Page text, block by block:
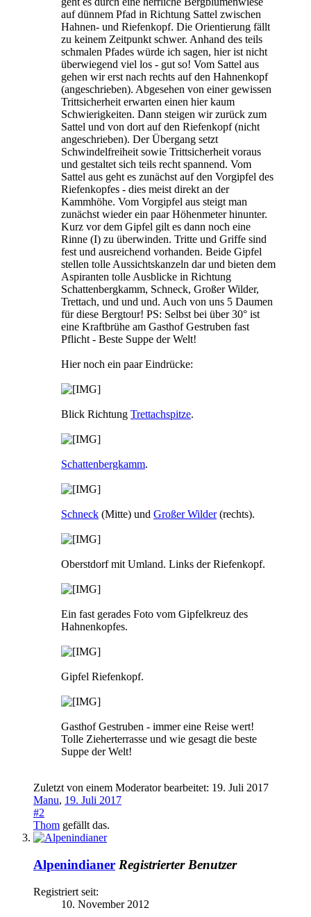
auf dünnem Pfad in Richtung Sattel zwischen
Hahnen- und Riefenkopf. Die Orientierung fällt
zu keinem Zeitpunkt schwer. Anhand des teils
schmalen Pfades würde ich sagen, hier ist nicht
überwiegend viel los - gut so! Vom Sattel aus
gehen wir erst nach rechts auf den Hahnenkopf
(angeschrieben). Abgesehen von einer gewissen
Trittsicherheit erwarten einen hier kaum
Schwierigkeiten. Dann steigen wir zurück zum
Sattel und von dort auf den Riefenkopf (nicht
angeschrieben). Der Übergang setzt
Schwindelfreiheit sowie Trittsicherheit voraus
und gestaltet sich teils recht spannend. Vom
Sattel aus geht es zunächst auf den Vorgipfel des
Riefenkopfes - dies meist direkt an der
Kammhöhe. Vom Vorgipfel aus steigt man
zunächst wieder ein paar Höhenmeter hinunter.
Kurz vor dem Gipfel gilt es dann noch eine
Rinne (I) zu überwinden. Tritte und Griffe sind
fest und ausreichend vorhanden. Beide Gipfel
stellen tolle Aussichtskanzeln dar und bieten dem
Aspiranten tolle Ausblicke in Richtung
Schattenbergkamm, Schneck, Großer Wilder,
Trettach, und und und. Auch von uns 5 Daumen
für diese Bergtour! PS: Selbst bei über 30° ist
eine Kraftbrühe am Gasthof Gestruben fast
Pflicht - Beste Suppe der Welt!
Hier noch ein paar Eindrücke:
Blick Richtung Trettachspitze.
Schattenbergkamm.
Schneck (Mitte) und Großer Wilder(rechts).
Oberstdorf mit Umland. Links der Riefenkopf.
Ein fast gerades Foto vom Gipfelkreuz des
Hahnenkopfes.
Gipfel Riefenkopf.
Gasthof Gestruben - immer eine Reise wert!
Tolle Zieherterrasse und wie gesagt die beste
Suppe der Welt!
Zuletzt von einem Moderator bearbeitet: 19. Juli 2017
Manu, 19. Juli 2017
#2
Thom gefällt das.
Alpenindianer Registrierter Benutzer
Registriert seit:
10. November 2012